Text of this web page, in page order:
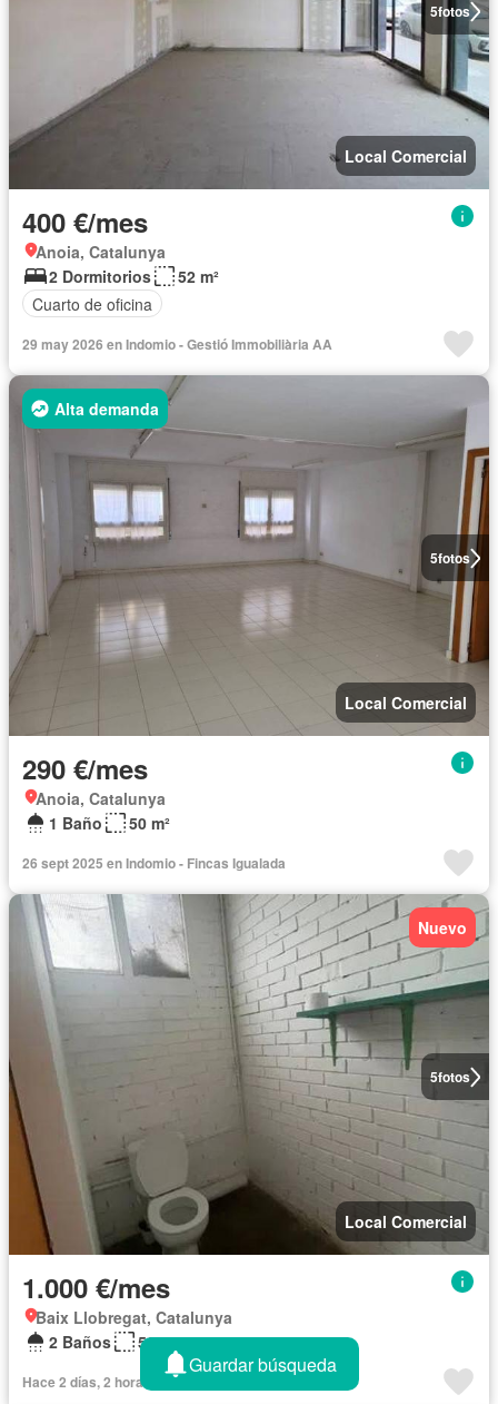
5fotos
Local Comercial
400 €/mes
Anoia, Catalunya
2 Dormitorios
52 m²
Cuarto de oficina
29 may 2026 en Indomio - Gestió Immobiliària AA
5fotos
Alta demanda
Local Comercial
290 €/mes
Anoia, Catalunya
1 Baño
50 m²
26 sept 2025 en Indomio - Fincas Igualada
5fotos
Nuevo
Local Comercial
1.000 €/mes
Baix Llobregat, Catalunya
2 Baños
567 m²
Hace 2 días, 2 horas en Indomio - TOTNAUS
Guardar búsqueda